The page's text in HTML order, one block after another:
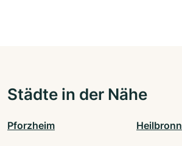
Städte in der Nähe
Pforzheim Heilbronn